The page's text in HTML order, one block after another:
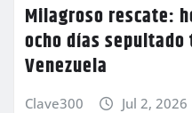
Milagroso rescate:
ocho días
Venezuela
Clave300 Jul 2, 2026